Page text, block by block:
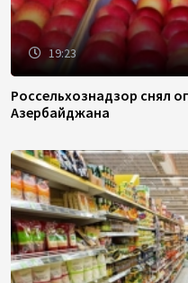
19:23
Россельхознадзор снял
Азербайджана